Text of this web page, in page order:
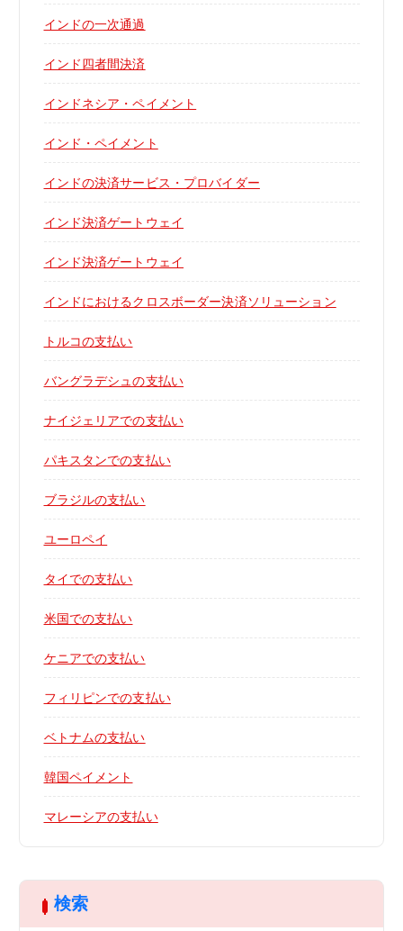
インドの一次通過
インド四者間決済
インドネシア・ペイメント
インド・ペイメント
インドの決済サービス・プロバイダー
インド決済ゲートウェイ
インド決済ゲートウェイ
インドにおけるクロスボーダー決済ソリューション
トルコの支払い
バングラデシュの支払い
ナイジェリアでの支払い
パキスタンでの支払い
ブラジルの支払い
ユーロペイ
タイでの支払い
米国での支払い
ケニアでの支払い
フィリピンでの支払い
ベトナムの支払い
韓国ペイメント
マレーシアの支払い
検索